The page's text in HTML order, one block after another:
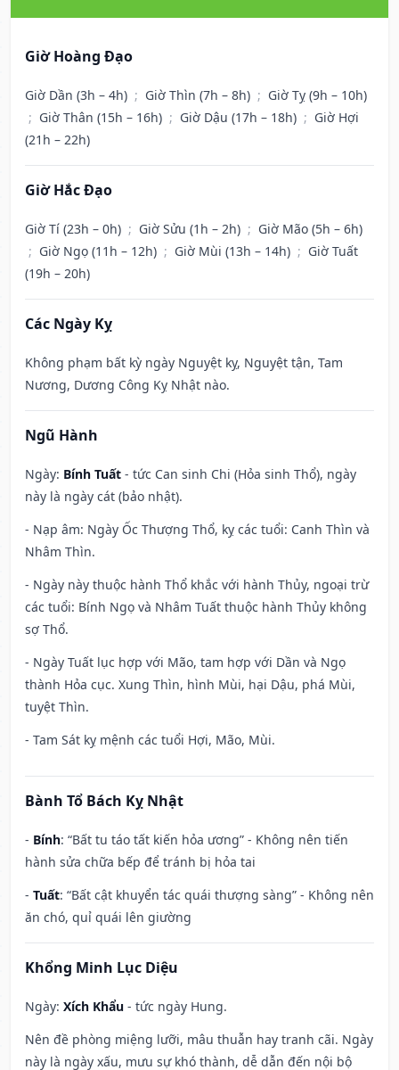
Giờ Hoàng Đạo
Giờ Dần (3h – 4h) ; Giờ Thìn (7h – 8h) ; Giờ Tỵ (9h – 10h)
; Giờ Thân (15h – 16h) ; Giờ Dậu (17h – 18h) ; Giờ Hợi
(21h – 22h)
Giờ Hắc Đạo
Giờ Tí (23h – 0h) ; Giờ Sửu (1h – 2h) ; Giờ Mão (5h – 6h)
; Giờ Ngọ (11h – 12h) ; Giờ Mùi (13h – 14h) ; Giờ Tuất
(19h – 20h)
Các Ngày Kỵ
Không phạm bất kỳ ngày Nguyệt kỵ, Nguyệt tận, Tam
Nương, Dương Công Kỵ Nhật nào.
Ngũ Hành
Ngày: Bính Tuất - tức Can sinh Chi (Hỏa sinh Thổ), ngày
này là ngày cát (bảo nhật).
- Nạp âm: Ngày Ốc Thượng Thổ, kỵ các tuổi: Canh Thìn và
Nhâm Thìn.
- Ngày này thuộc hành Thổ khắc với hành Thủy, ngoại trừ
các tuổi: Bính Ngọ và Nhâm Tuất thuộc hành Thủy không
sợ Thổ.
- Ngày Tuất lục hợp với Mão, tam hợp với Dần và Ngọ
thành Hỏa cục. Xung Thìn, hình Mùi, hại Dậu, phá Mùi,
tuyệt Thìn.
- Tam Sát kỵ mệnh các tuổi Hợi, Mão, Mùi.
Bành Tổ Bách Kỵ Nhật
- Bính: “Bất tu táo tất kiến hỏa ương” - Không nên tiến
hành sửa chữa bếp để tránh bị hỏa tai
- Tuất: “Bất cật khuyển tác quái thượng sàng” - Không nên
ăn chó, quỉ quái lên giường
Khổng Minh Lục Diệu
Ngày: Xích Khẩu - tức ngày Hung.
Nên đề phòng miệng lưỡi, mâu thuẫn hay tranh cãi. Ngày
này là ngày xấu, mưu sự khó thành, dễ dẫn đến nội bộ